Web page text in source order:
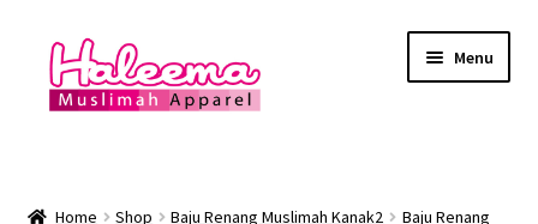
Skip
navigation
Skip
content
Menu
Lokasi Kedai
Home Shop Baju Renang Muslimah Kanak2
Baju Renang